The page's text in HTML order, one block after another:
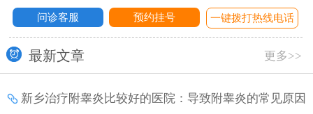
问诊客服 预约挂号 一键拨打热线电话
最新文章 更多>>
新乡治疗附睾炎比较好的医院：导致附睾炎的常见原因